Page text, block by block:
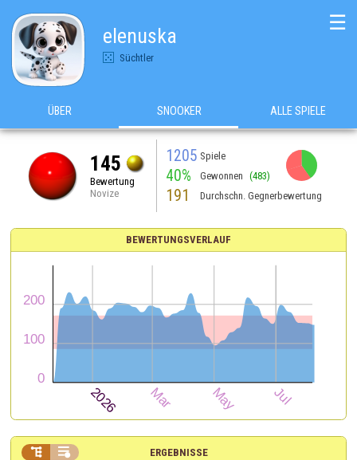
elenuska
Süchtler
☰
ÜBER SNOOKER ALLE SPIELE
145
Bewertung
Novize
1205 Spiele
40% Gewonnen (483)
191 Durchschn. Gegnerbewertung
BEWERTUNGSVERLAUF
ERGEBNISSE
 